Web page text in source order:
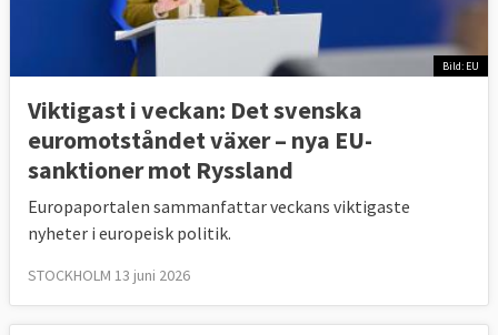
Bild: EU
Viktigast i veckan: Det svenska
euromotståndet växer – nya EU-
sanktioner mot Ryssland
Europaportalen sammanfattar veckans viktigaste
nyheter i europeisk politik.
STOCKHOLM 13 juni 2026